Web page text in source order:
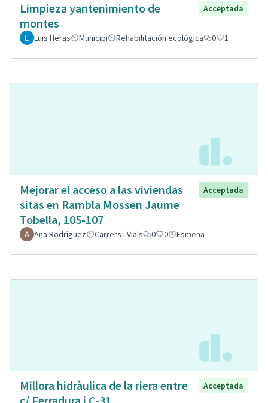
Limpieza yantenimiento de
montes
Acceptada
Luis Heras Municipi Rehabilitación ecológica 0 1
Mejorar el acceso a las viviendas
sitas en Rambla Mossen Jaume
Tobella, 105-107
Acceptada
Ana Rodriguez Carrers i Vials 0 0 Esmena
Millora hidràulica de la riera entre
Acceptada